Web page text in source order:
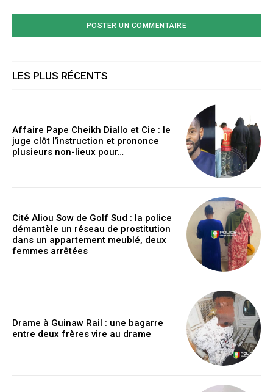
LES PLUS RÉCENTS
Affaire Pape Cheikh Diallo et Cie : le
juge clôt l’instruction et prononce
plusieurs non-lieux pour…
Cité Aliou Sow de Golf Sud : la police
démantèle un réseau de prostitution
dans un appartement meublé, deux
femmes arrêtées
Drame à Guinaw Rail : une bagarre
entre deux frères vire au drame